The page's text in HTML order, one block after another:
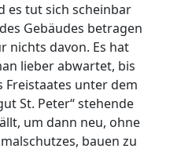
es tut sich scheinbar
Gebäudes betragen
nichts davon. Es hat
lieber abwartet, bis
Freistaates unter dem
St. Peter“ stehende
um dann neu, ohne
bauen zu